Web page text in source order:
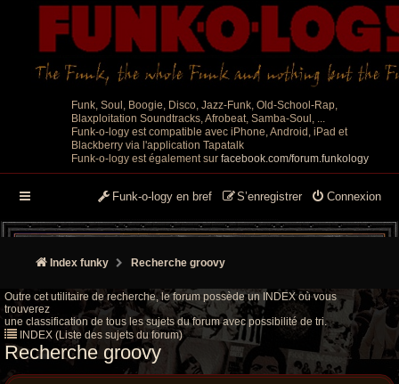
Funk, Soul, Boogie, Disco, Jazz-Funk, Old-School-Rap,
Blaxploitation Soundtracks, Afrobeat, Samba-Soul, ...
Funk-o-logy est compatible avec iPhone, Android, iPad et
Blackberry via l'application Tapatalk
Funk-o-logy est également sur facebook.com/forum.funkology
Connexion
S’enregistrer
Funk-o-logy en bref
Index funky Recherche groovy
Outre cet utilitaire de recherche, le forum possède un INDEX où vous
trouverez
une classification de tous les sujets du forum avec possibilité de tri.
INDEX (Liste des sujets du forum)
Recherche groovy